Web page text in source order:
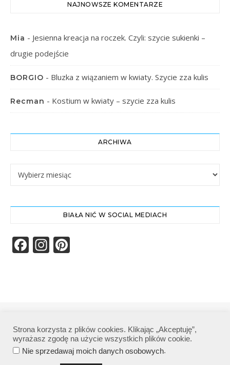
NAJNOWSZE KOMENTARZE
Mia - Jesienna kreacja na roczek. Czyli: szycie sukienki –
drugie podejście
BORGIO - Bluzka z wiązaniem w kwiaty. Szycie zza kulis
Recman - Kostium w kwiaty – szycie zza kulis
ARCHIWA
Archiwa
BIAŁA NIĆ W SOCIAL MEDIACH
Facebook
Instagram
Polityka prywatności
Strona korzysta z plików cookies. Klikając „Akceptuję”,
wyrażasz zgodę na użycie wszystkich plików cookie.
Nie sprzedawaj moich danych osobowych.